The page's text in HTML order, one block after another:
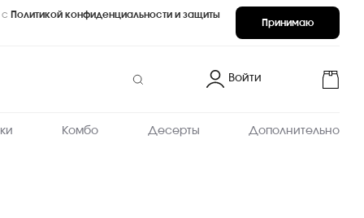
Принимаю
с Политикой конфиденциальности и защиты
Войти
Комбо Десерты Дополнительно